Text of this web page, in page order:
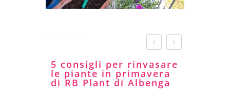
5 consigli per rinvasare
le piante in primavera
di RB Plant di Albenga